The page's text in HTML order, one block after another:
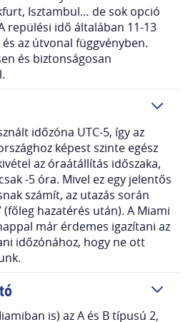
Isztambul… de sok opció
repülési idő általában 11-13
az útvonal függvényben.
és biztonságosan
időzóna UTC-5, így az
képest szinte egész
az óraátállítás időszaka,
-5 óra. Mivel ez egy jelentős
számít, az utazás során
hazatérés után). A Miami
már érdemes igazítani az
időzónához, hogy ne ott
is) az A és B típusú 2,